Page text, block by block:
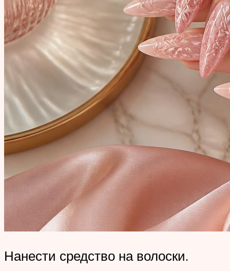
Нанести средство на волоски.